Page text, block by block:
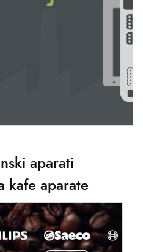
aparati
kafe aparate